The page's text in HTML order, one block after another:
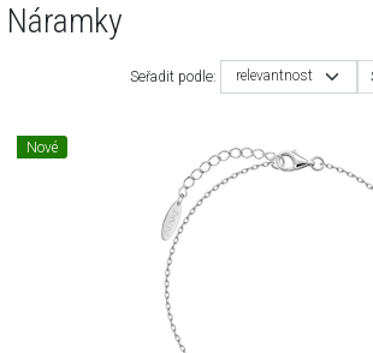
Náramky
Seřadit podle: relevantnost
Nové